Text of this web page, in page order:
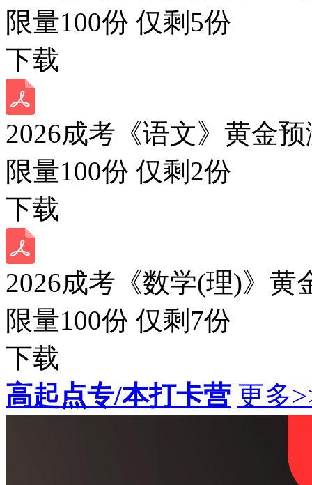
限量100份 仅剩 5份
下载
2026成考《语文》黄金
限量100份 仅剩 2份
下载
2026成考《数学(理)》黄
限量100份 仅剩 7份
下载
高起点专/本打卡营 更多